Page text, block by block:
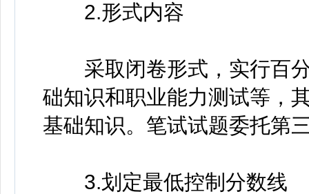
2.形式内容
采取闭卷形式，实行百分
础知识和职业能力测试等，
基础知识。笔试试题委托第
3.划定最低控制分数线